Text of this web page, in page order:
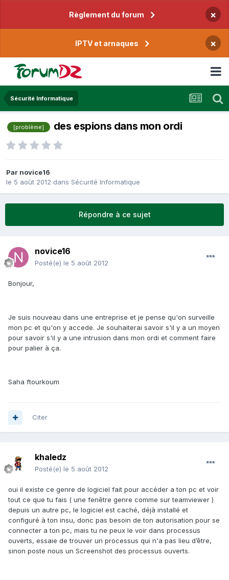
Règlement du forum ×
IPTV et arnaques ×
Sécurité Informatique
[problème] des espions dans mon ordi
Par novice16
le 5 août 2012 dans Sécurité Informatique
Répondre à ce sujet
novice16
Posté(e) le 5 août 2012
Bonjour,
Je suis nouveau dans une entreprise et je pense qu'on surveille
mon pc et qu'on y accede. Je souhaiterai savoir s'il y a un moyen
pour savoir s'il y a une intrusion dans mon ordi et comment faire
pour palier à ça.
Saha ftourkoum
Citer
khaledz
Posté(e) le 5 août 2012
oui il existe ce genre de logiciel fait pour accéder a ton pc et voir
tout ce que tu fais ( une fenêtre genre comme sur teamviewer )
depuis un autre pc, le logiciel est caché, déjà installé et
configuré à ton insu, donc pas besoin de ton autorisation pour se
connecter a ton pc, mais tu ne peux le voir dans processus
ouverts, essaie de trouver un processus qui n'a pas lieu d’être,
sinon poste nous un Screenshot des processus ouverts.